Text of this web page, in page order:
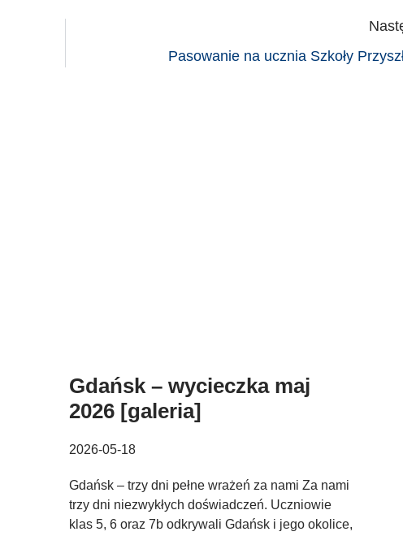
Pasowanie na ucznia Szkoły
Gdańsk – wycieczka maj
2026 [galeria]
2026-05-18
Gdańsk – trzy dni pełne wrażeń za nami Za nami
trzy dni niezwykłych doświadczeń. Uczniowie
klas 5, 6 oraz 7b odkrywali Gdańsk i jego okolice,